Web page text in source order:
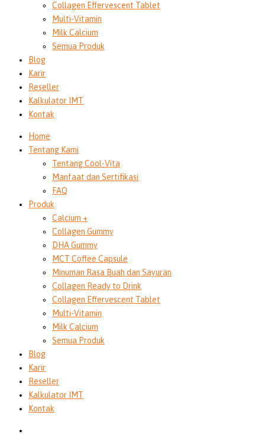
Collagen Effervescent Tablet
Multi-Vitamin
Milk Calcium
Semua Produk
Blog
Karir
Reseller
Kalkulator IMT
Kontak
Home
Tentang Kami
Tentang Cool-Vita
Manfaat dan Sertifikasi
FAQ
Produk
Calcium +
Collagen Gummy
DHA Gummy
MCT Coffee Capsule
Minuman Rasa Buah dan Sayuran
Collagen Ready to Drink
Collagen Effervescent Tablet
Multi-Vitamin
Milk Calcium
Semua Produk
Blog
Karir
Reseller
Kalkulator IMT
Kontak